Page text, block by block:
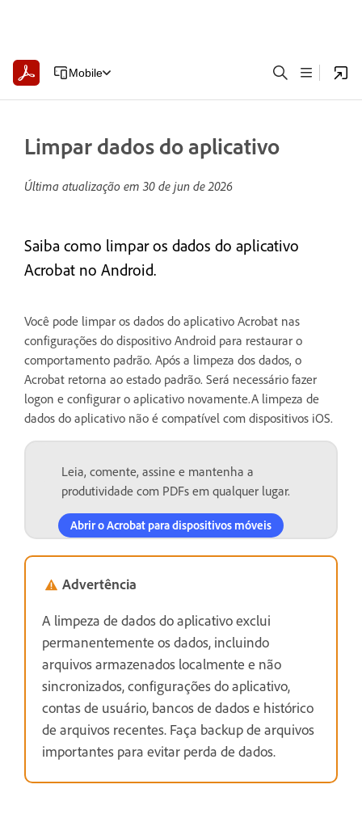
Mobile
Limpar dados do aplicativo
Última atualização em 30 de jun de 2026
Saiba como limpar os dados do aplicativo
Acrobat no Android.
Você pode limpar os dados do aplicativo Acrobat nas
configurações do dispositivo Android para restaurar o
comportamento padrão. Após a limpeza dos dados, o
Acrobat retorna ao estado padrão. Será necessário fazer
logon e configurar o aplicativo novamente.A limpeza de
dados do aplicativo não é compatível com dispositivos iOS.
Leia, comente, assine e mantenha a
produtividade com PDFs em qualquer lugar.
Abrir o Acrobat para dispositivos móveis
Advertência
A limpeza de dados do aplicativo exclui
permanentemente os dados, incluindo
arquivos armazenados localmente e não
sincronizados, configurações do aplicativo,
contas de usuário, bancos de dados e histórico
de arquivos recentes. Faça backup de arquivos
importantes para evitar perda de dados.